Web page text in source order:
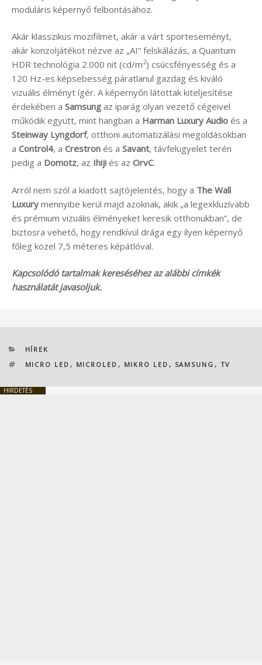
moduláris képernyő felbontásához.
Akár klasszikus mozifilmet, akár a várt sporteseményt,
akár konzoljátékot nézve az „AI” felskálázás, a Quantum
HDR technológia 2.000 nit (cd/m2) csúcsfényesség és a
120 Hz-es képsebesség páratlanul gazdag és kiváló
vizuális élményt ígér. A képernyőn látottak kiteljesítése
érdekében a Samsung az iparág olyan vezető cégeivel
működik együtt, mint hangban a Harman Luxury Audio és a
Steinway Lyngdorf, otthoni automatizálási megoldásokban
a Control4, a Crestron és a Savant, távfelügyelet terén
pedig a Domotz, az Ihiji és az OrvC.
Arról nem szól a kiadott sajtójelentés, hogy a The Wall
Luxury mennyibe kerül majd azoknak, akik „a legexkluzívabb
és prémium vizuális élményeket keresik otthonukban”, de
biztosra vehető, hogy rendkívül drága egy ilyen képernyő
főleg közel 7,5 méteres képátlóval.
Kapcsolódó tartalmak kereséséhez az alábbi címkék
használatát javasoljuk.
KATEGÓRIÁK
HÍREK
CÍMKÉK
MICRO LED , MICROLED , MIKRO LED , SAMSUNG , TV
HIRDETÉS